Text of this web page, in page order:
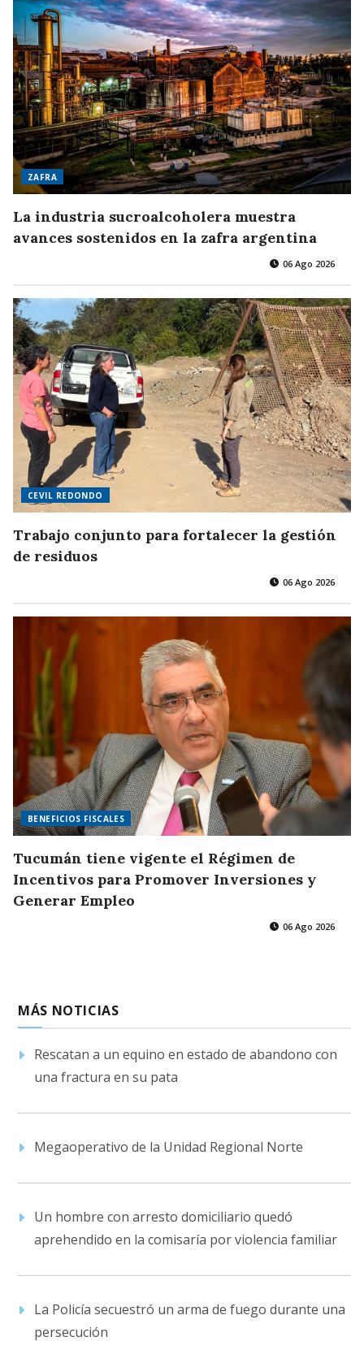
ZAFRA
La industria sucroalcoholera muestra
avances sostenidos en la zafra argentina
06 Ago 2026
CEVIL REDONDO
Trabajo conjunto para fortalecer la gestión
de residuos
06 Ago 2026
BENEFICIOS FISCALES
Tucumán tiene vigente el Régimen de
Incentivos para Promover Inversiones y
Generar Empleo
06 Ago 2026
MÁS NOTICIAS
Rescatan a un equino en estado de abandono con
una fractura en su pata
Megaoperativo de la Unidad Regional Norte
Un hombre con arresto domiciliario quedó
aprehendido en la comisaría por violencia familiar
La Policía secuestró un arma de fuego durante una
persecución